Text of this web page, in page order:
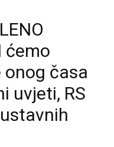
ćemo
časa
uvjeti, RS